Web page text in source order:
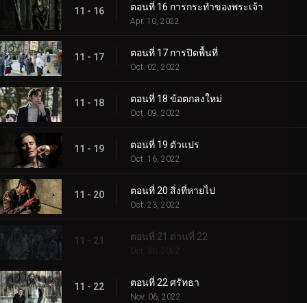
11 - 16 ตอนที่ 16 การกระทำของพระเจ้า
Apr. 10, 2022
11 - 17 ตอนที่ 17 การปิดพื้นที่
Oct. 02, 2022
11 - 18 ตอนที่ 18 ข้อตกลงใหม่
Oct. 09, 2022
11 - 19 ตอนที่ 19 ตัวแปร
Oct. 16, 2022
11 - 20 ตอนที่ 20 สิ่งที่หายไป
Oct. 23, 2022
11 - 21 ตอนที่ 21 ด่านที่ 22
11 - 22 ตอนที่ 22 ศรัทธา
Nov. 06, 2022